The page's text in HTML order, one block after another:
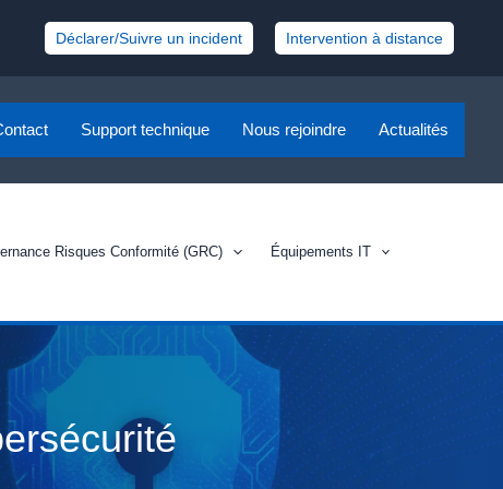
Déclarer/Suivre un incident Intervention à distance
Support technique Nous rejoindre Actualités
Risques Conformité (GRC) Équipements IT